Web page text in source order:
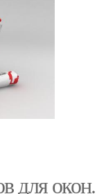
для окон.